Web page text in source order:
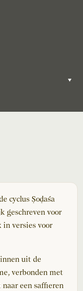
▾
cyclus Ṣoḍaśa
geschreven voor
in versies voor
uit de
verbonden met
een saffieren